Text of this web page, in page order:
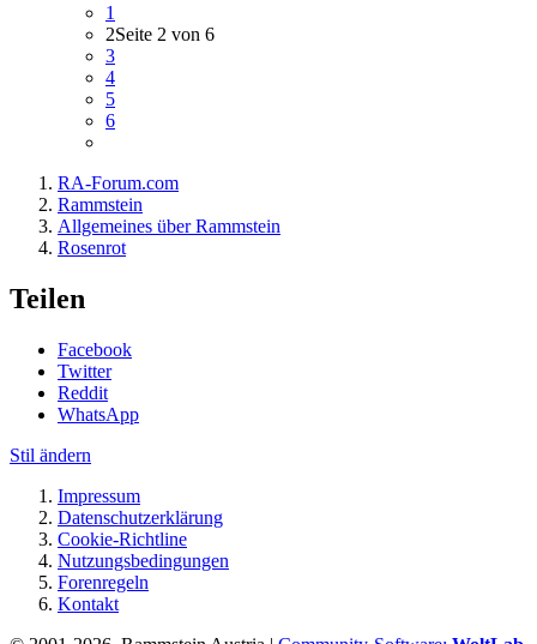
1
2Seite 2 von 6
3
4
5
6
RA-Forum.com
Rammstein
Allgemeines über Rammstein
Rosenrot
Teilen
Facebook
Twitter
Reddit
WhatsApp
Stil ändern
Impressum
Datenschutzerklärung
Cookie-Richtline
Nutzungsbedingungen
Forenregeln
Kontakt